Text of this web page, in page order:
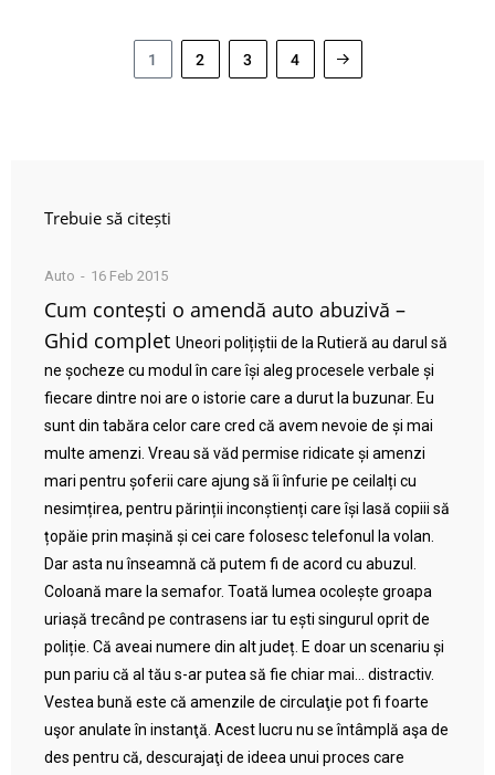
1 2 3 4
Trebuie să citești
Auto 16 Feb 2015
Cum contești o amendă auto abuzivă –
Ghid complet Uneori polițiștii de la Rutieră au darul să
ne șocheze cu modul în care își aleg procesele verbale și
fiecare dintre noi are o istorie care a durut la buzunar. Eu
sunt din tabăra celor care cred că avem nevoie de și mai
multe amenzi. Vreau să văd permise ridicate și amenzi
mari pentru șoferii care ajung să îi înfurie pe ceilalți cu
nesimțirea, pentru părinții inconștienți care își lasă copiii să
țopăie prin mașină și cei care folosesc telefonul la volan.
Dar asta nu înseamnă că putem fi de acord cu abuzul.
Coloană mare la semafor. Toată lumea ocolește groapa
uriașă trecând pe contrasens iar tu ești singurul oprit de
poliție. Că aveai numere din alt județ. E doar un scenariu și
pun pariu că al tău s-ar putea să fie chiar mai… distractiv.
Vestea bună este că amenzile de circulaţie pot fi foarte
uşor anulate în instanţă. Acest lucru nu se întâmplă aşa de
des pentru că, descurajaţi de ideea unui proces care